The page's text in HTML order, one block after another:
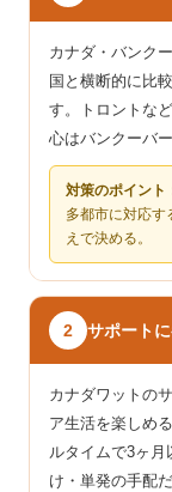
カナダ・バンク
国と横断的に比
す。トロントな
心はバンクーバー
対策のポイント
多都市に対応す
えで決める。
2 サポート
カナダワットの
ア生活を楽しめ
ルタイムで3ヶ
け・単発の手配